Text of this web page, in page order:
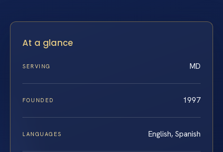
At a glance
SERVING MD
FOUNDED 1997
LANGUAGES English, Spanish